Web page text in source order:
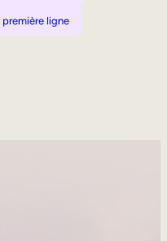
ligne